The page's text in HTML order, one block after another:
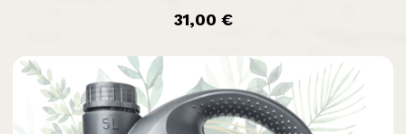
prix
31,00 €